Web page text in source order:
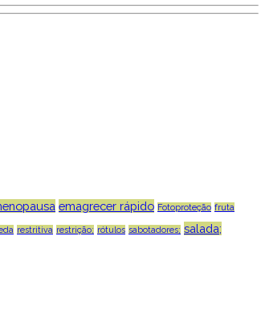
emagrecer rápido Fotoproteção fruta
restritiva restrição; rótulos sabotadores; salada;